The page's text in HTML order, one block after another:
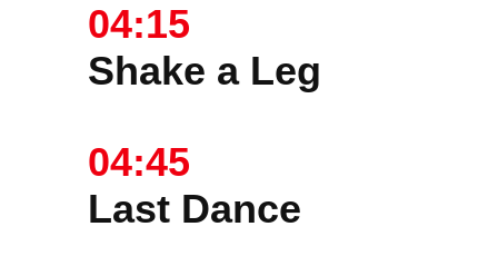
04:15
Shake a Leg
04:45
Last Dance